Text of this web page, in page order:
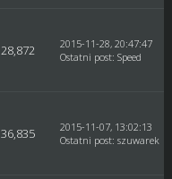
28,872
2015-11-28, 20:47:47
Ostatni post: Speed
36,835
2015-11-07, 13:02:13
Ostatni post: szuwarek